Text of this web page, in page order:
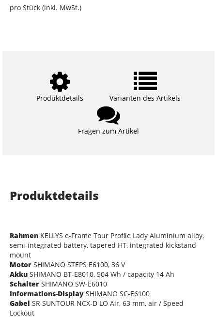
pro Stück (inkl. MwSt.)
Produktdetails Varianten des Artikels
Fragen zum Artikel
Produktdetails
Rahmen KELLYS e-Frame Tour Profile Lady Aluminium alloy,
semi-integrated battery, tapered HT, integrated kickstand
mount
Motor SHIMANO STEPS E6100, 36 V
Akku SHIMANO BT-E8010, 504 Wh / capacity 14 Ah
Schalter SHIMANO SW-E6010
Informations-Display SHIMANO SC-E6100
Gabel SR SUNTOUR NCX-D LO Air, 63 mm, air / Speed
Lockout